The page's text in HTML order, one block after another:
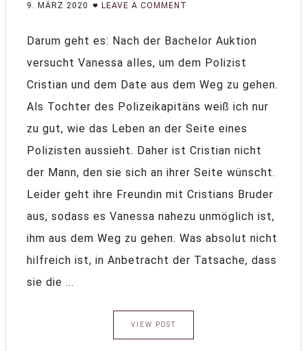
9. MÄRZ 2020 LEAVE A COMMENT
Darum geht es: Nach der Bachelor Auktion
versucht Vanessa alles, um dem Polizist
Cristian und dem Date aus dem Weg zu gehen.
Als Tochter des Polizeikapitäns weiß ich nur
zu gut, wie das Leben an der Seite eines
Polizisten aussieht. Daher ist Cristian nicht
der Mann, den sie sich an ihrer Seite wünscht.
Leider geht ihre Freundin mit Cristians Bruder
aus, sodass es Vanessa nahezu unmöglich ist,
ihm aus dem Weg zu gehen. Was absolut nicht
hilfreich ist, in Anbetracht der Tatsache, dass
sie die ...
VIEW POST